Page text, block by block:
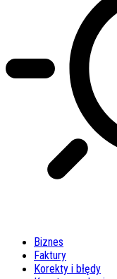
Biznes
Faktury
Korekty i błędy